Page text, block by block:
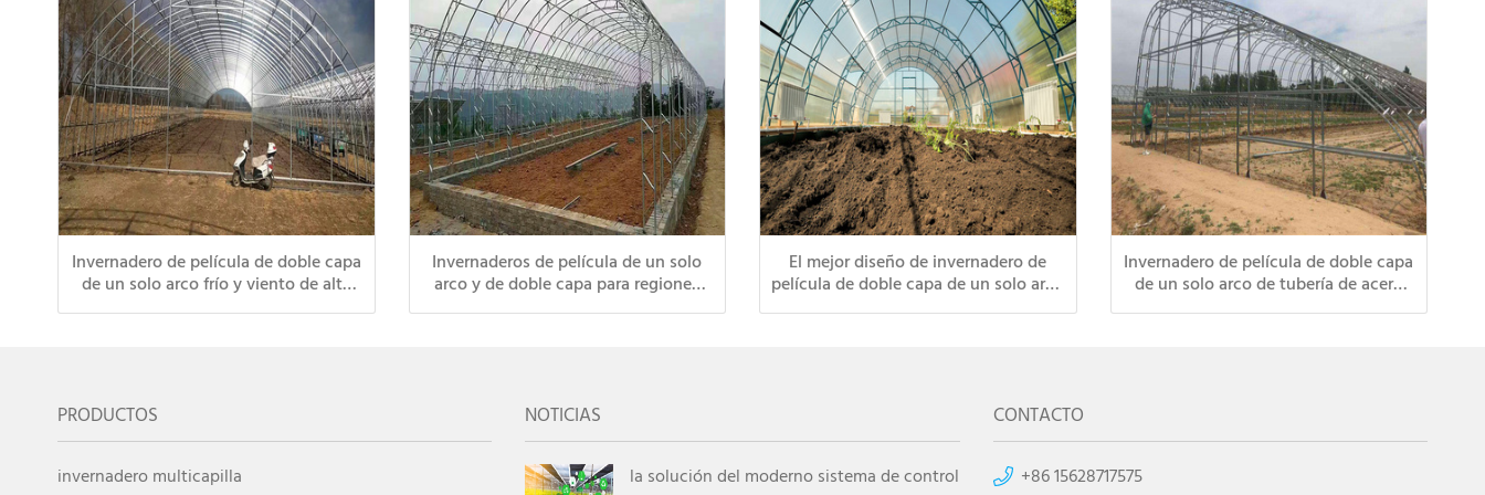
Invernadero de película de doble capa
de un solo arco frío y viento de alta
calidad de China
Invernaderos de película de un solo
arco y de doble capa para regiones
frías como Rusia, Kazajstán,
El mejor diseño de invernadero de
película de doble capa de un solo arco
de China, resistente al viento, a
Invernadero de película de doble capa
de un solo arco de tubería de acero
galvanizado en caliente de alta
PRODUCTOS
invernadero multicapilla
NOTICIAS
la solución del moderno sistema de control
CONTACTO
+86 15628717575